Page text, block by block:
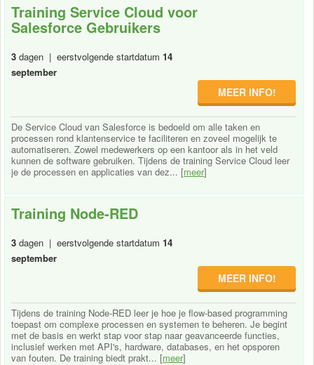
Training Service Cloud voor
Salesforce Gebruikers
3 dagen | eerstvolgende startdatum 14
september
MEER INFO!
De Service Cloud van Salesforce is bedoeld om alle taken en
processen rond klantenservice te faciliteren en zoveel mogelijk te
automatiseren. Zowel medewerkers op een kantoor als in het veld
kunnen de software gebruiken. Tijdens de training Service Cloud leer
je de processen en applicaties van dez... [meer]
Training Node-RED
3 dagen | eerstvolgende startdatum 14
september
MEER INFO!
Tijdens de training Node-RED leer je hoe je flow-based programming
toepast om complexe processen en systemen te beheren. Je begint
met de basis en werkt stap voor stap naar geavanceerde functies,
inclusief werken met API's, hardware, databases, en het opsporen
van fouten. De training biedt prakt... [meer]